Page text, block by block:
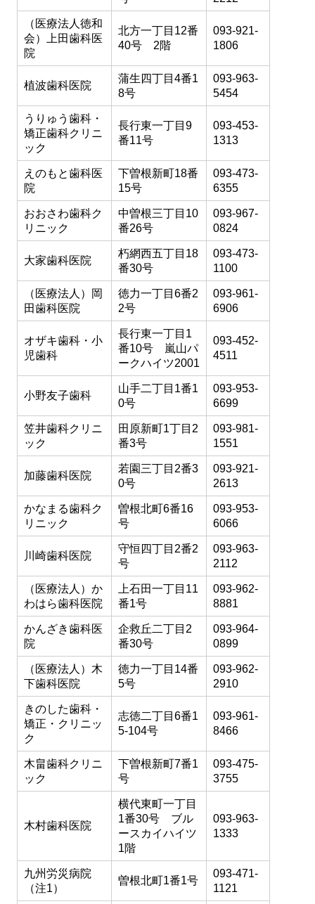
（医療法人徳和
会）上田歯科医
院
北方一丁目12番
40号 2階
093-921-
1806
植波歯科医院
蒲生四丁目4番1
8号
093-963-
5454
うりゅう歯科・
矯正歯科クリニ
ック
長行東一丁目9
番11号
093-453-
1313
えのもと歯科医
院
下曽根新町18番
15号
093-473-
6355
おおさわ歯科ク
リニック
中曽根三丁目10
番26号
093-967-
0824
大家歯科医院
朽網西五丁目18
番30号
093-473-
1100
（医療法人）岡
田歯科医院
徳力一丁目6番2
2号
093-961-
6906
オザキ歯科・小
児歯科
長行東一丁目1
番10号 嵐山パ
ークハイツ2001
093-452-
4511
小野友子歯科
山手二丁目1番1
0号
093-953-
6699
笠井歯科クリニ
ック
田原新町1丁目2
番3号
093-981-
1551
加藤歯科医院
若園三丁目2番3
0号
093-921-
2613
かなまる歯科ク
リニック
曽根北町6番16
号
093-953-
6066
川崎歯科医院
守恒四丁目2番2
号
093-963-
2112
（医療法人）か
わはら歯科医院
上石田一丁目11
番1号
093-962-
8881
かんざき歯科医
院
企救丘二丁目2
番30号
093-964-
0899
（医療法人）木
下歯科医院
徳力一丁目14番
5号
093-962-
2910
きのした歯科・
矯正・クリニッ
ク
志徳二丁目6番1
5-104号
093-961-
8466
木畠歯科クリニ
ック
下曽根新町7番1
号
093-475-
3755
木村歯科医院
横代東町一丁目
1番30号 ブル
ースカイハイツ
1階
093-963-
1333
九州労災病院
（注1）
曽根北町1番1号
093-471-
1121